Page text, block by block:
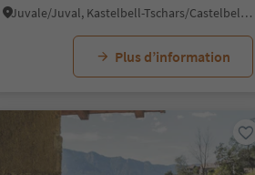
Juvale/Juval, Kastelbell-Tschars/Castelbello-Ciardes, Vinschgau/Val Venosta
Plus d’information